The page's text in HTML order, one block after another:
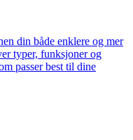
din både enklere og mer
typer, funksjoner og
passer best til dine